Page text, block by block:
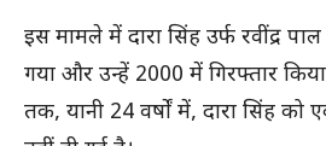
इस मामले में दारा सिंह उर्फ रवींद्र
गया और उन्हें 2000 में गिरफ्तार
तक, यानी 24 वर्षों में, दारा सिंह को